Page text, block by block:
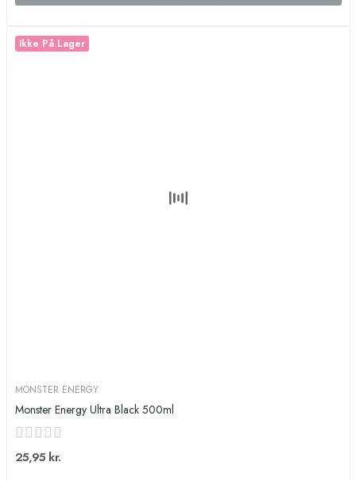
Ikke På Lager
MONSTER ENERGY
Monster Energy Ultra Black 500ml
25,95 kr.